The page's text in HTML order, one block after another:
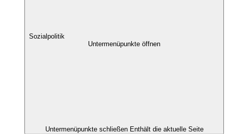
Sozialpolitik
Untermenüpunkte öffnen
Untermenüpunkte schließen Enthält die aktuelle Seite